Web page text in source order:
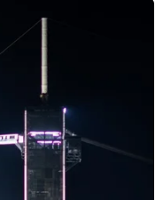
Biden đã ký ban
trong đó có
hoạt động sản
lực lượng lao
Mỹ đã công bố